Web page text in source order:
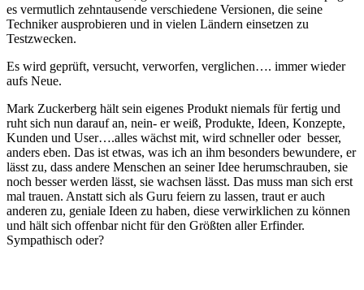
es vermutlich zehntausende verschiedene Versionen, die seine
Techniker ausprobieren und in vielen Ländern einsetzen zu
Testzwecken.
Es wird geprüft, versucht, verworfen, verglichen…. immer wieder
aufs Neue.
Mark Zuckerberg hält sein eigenes Produkt niemals für fertig und
ruht sich nun darauf an, nein- er weiß, Produkte, Ideen, Konzepte,
Kunden und User….alles wächst mit, wird schneller oder besser,
anders eben. Das ist etwas, was ich an ihm besonders bewundere, er
lässt zu, dass andere Menschen an seiner Idee herumschrauben, sie
noch besser werden lässt, sie wachsen lässt. Das muss man sich erst
mal trauen. Anstatt sich als Guru feiern zu lassen, traut er auch
anderen zu, geniale Ideen zu haben, diese verwirklichen zu können
und hält sich offenbar nicht für den Größten aller Erfinder.
Sympathisch oder?